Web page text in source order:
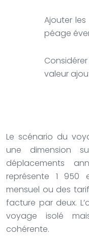
Ajouter
péage
valeur
Le scénario du
une dimension
déplacements
représente 1 950
mensuel ou des
facture par deux.
voyage isolé
cohérente.